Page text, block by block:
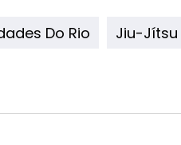
Do Rio
Jiu-